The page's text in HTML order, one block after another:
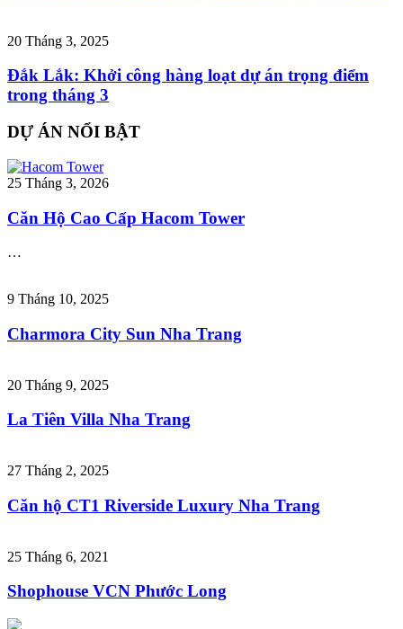
20 Tháng 3, 2025
Đắk Lắk: Khởi công hàng loạt dự án trọng điểm
trong tháng 3
DỰ ÁN NỔI BẬT
25 Tháng 3, 2026
Căn Hộ Cao Cấp Hacom Tower
…
9 Tháng 10, 2025
Charmora City Sun Nha Trang
20 Tháng 9, 2025
La Tiên Villa Nha Trang
27 Tháng 2, 2025
Căn hộ CT1 Riverside Luxury Nha Trang
25 Tháng 6, 2021
Shophouse VCN Phước Long